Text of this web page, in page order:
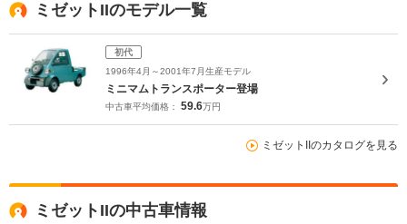
ミゼットIIのモデル一覧
初代
1996年4月～2001年7月生産モデル
ミニマムトランスポーター登場
中古車平均価格： 59.6万円
ミゼットIIのカタログを見る
ミゼットIIの中古車情報